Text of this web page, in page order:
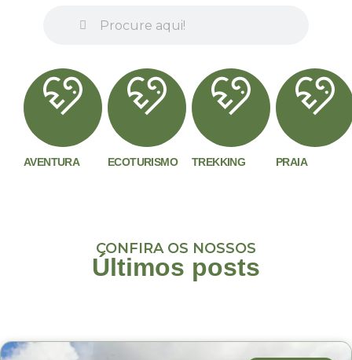
AVENTURA ECOTURISMO TREKKING PRAIA
CONFIRA OS NOSSOS
Últimos posts